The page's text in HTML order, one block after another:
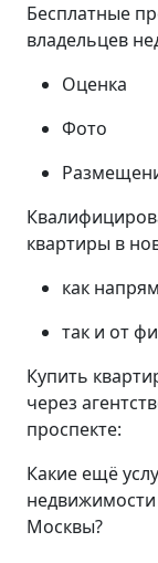
Бесплатные
владельцев
Оценка
Фото
квартиры в
как
так и от
Купить
через
проспекте:
Какие ещё
Москвы?